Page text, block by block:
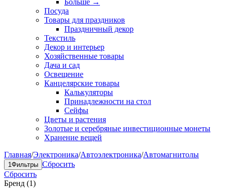
Больше →
Посуда
Товары для праздников
Праздничный декор
Текстиль
Декор и интерьер
Хозяйственные товары
Дача и сад
Освещение
Канцелярские товары
Калькуляторы
Принадлежности на стол
Сейфы
Цветы и растения
Золотые и серебряные инвестиционные монеты
Хранение вещей
Главная/Электроника/Автоэлектроника/Автомагнитолы
1Фильтры Сбросить
Сбросить
Бренд (1)